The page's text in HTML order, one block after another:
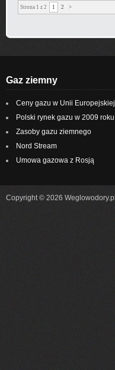
Strona 1 z 2 1 2 >
Gaz ziemny
Ceny gazu w Unii Europejskiej
Polski rynek gazu w 2009 roku
Zasoby gazu ziemnego
Nord Stream
Umowa gazowa z Rosją
Copyright © 2026 Weglowodory.pl